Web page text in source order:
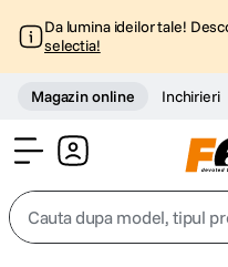
Da lumina ideilor tale!
selectia!
Magazin online Inchirieri
Cauta dupa model, tipul